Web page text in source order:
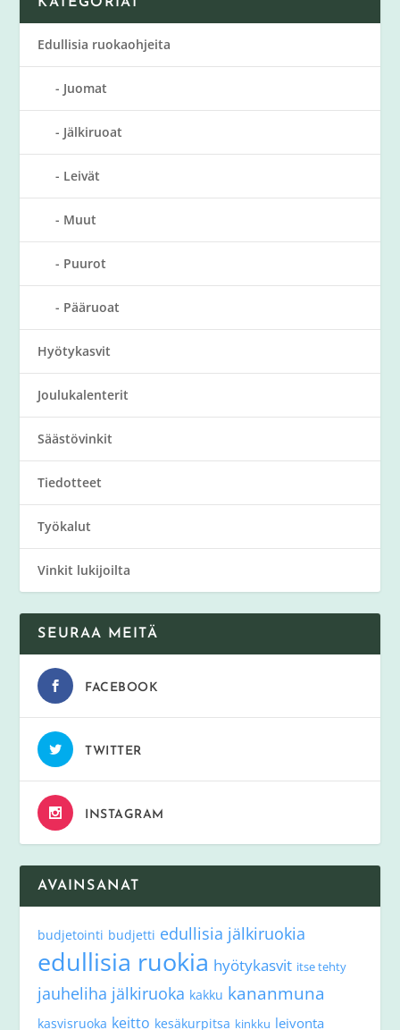
Edullisia ruokaohjeita
Juomat
Jälkiruoat
Leivät
Muut
Puurot
Pääruoat
Hyötykasvit
Joulukalenterit
Säästövinkit
Tiedotteet
Työkalut
Vinkit lukijoilta
SEURAA MEITÄ
FACEBOOK
TWITTER
INSTAGRAM
AVAINSANAT
budjetointi budjetti edullisia jälkiruokia
edullisia ruokia hyötykasvit itse tehty
jauheliha jälkiruoka kakku kananmuna
kasvisruoka keitto kesäkurpitsa kinkku leivonta